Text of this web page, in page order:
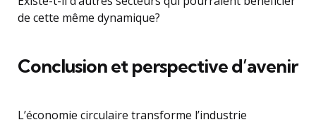
de cette même dynamique?
Conclusion et perspective d’avenir
L’économie circulaire transforme l’industrie